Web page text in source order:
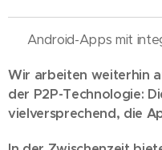
📢 Android-Apps mit
Wir arbeiten weiterhin
der P2P-Technologie:
vielversprechend, die